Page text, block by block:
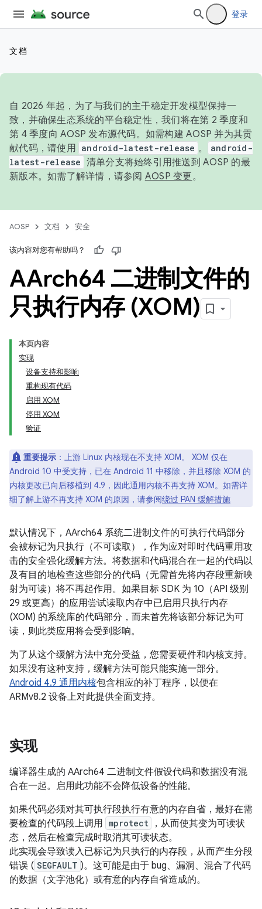
登录
文档
自 2026 年起，为了与我们的主干稳定开发模型保持一
致，并确保生态系统的平台稳定性，我们将在第 2 季度和
第 4 季度向 AOSP 发布源代码。如需构建 AOSP 并为其贡
献代码，请使用 android-latest-release 。
android-
latest-release 清单分支将始终引用推送到 AOSP 的最
新版本。如需了解详情，请参阅 AOSP 变更。
AOSP 文档 安全
该内容对您有帮助吗？
AArch64 二进制文件的
只执行内存 (XOM)
本页内容
实现
设备支持和影响
重构现有代码
启用 XOM
停用 XOM
验证
重要提示 ：上游 Linux 内核现在不支持 XOM。 XOM 仅在
Android 10 中受支持，已在 Android 11 中移除，并且移除 XOM 的
内核更改已向后移植到 4.9，因此通用内核不再支持 XOM。如需详
细了解上游不再支持 XOM 的原因，请参阅绕过 PAN 缓解措施
默认情况下，AArch64 系统二进制文件的可执行代码部分
会被标记为只执行（不可读取），作为应对即时代码重用攻
击的安全强化缓解方法。将数据和代码混合在一起的代码以
及有目的地检查这些部分的代码（无需首先将内存段重新映
射为可读）将不再起作用。如果目标 SDK 为 10（API 级别
29 或更高）的应用尝试读取内存中已启用只执行内存
(XOM) 的系统库的代码部分，而未首先将该部分标记为可
读，则此类应用将会受到影响。
为了从这个缓解方法中充分受益，您需要硬件和内核支持。
如果没有这种支持，缓解方法可能只能实施一部分。
Android 4.9 通用内核包含相应的补丁程序，以便在
ARMv8.2 设备上对此提供全面支持。
实现
编译器生成的 AArch64 二进制文件假设代码和数据没有混
合在一起。启用此功能不会降低设备的性能。
如果代码必须对其可执行段执行有意的内存自省，最好在需
要检查的代码段上调用 mprotect
，从而使其变为可读状
态，然后在检查完成时取消其可读状态。
此实现会导致读入已标记为只执行的内存段，从而产生分段
错误 ( SEGFAULT )。这可能是由于 bug、漏洞、混合了代码
的数据（文字池化）或有意的内存自省造成的。